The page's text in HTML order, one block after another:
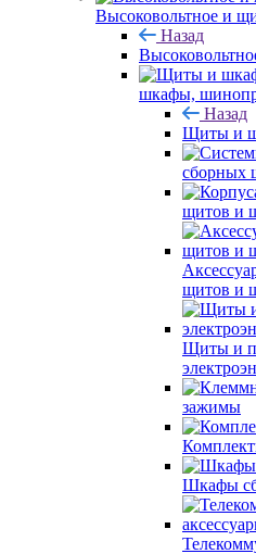
Высоковольтное и
Назад
шкафы,
Назад
Щиты и
сборных
щитов и
щитов и
Щиты и
зажимы
Шкафы